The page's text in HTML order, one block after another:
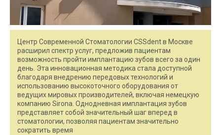
Центр Современной Стоматологии CSSdent в Москве
расширил спектр услуг, предложив пациентам
возможность пройти имплантацию зубов всего за один
день. Эта инновационная методика стала доступной
благодаря внедрению передовых технологий и
использованию высокоточного оборудования от
ведущих мировых производителей, включая немецкую
компанию Sirona. Однодневная имплантация зубов
представляет собой значительный шаг вперед в
стоматологии, позволяя пациентам значительно
сократить время